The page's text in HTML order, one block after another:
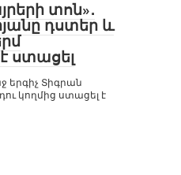
տոն»․
դստեր և
ստացել
երգիչ Տիգրան
կողմից ստացել է